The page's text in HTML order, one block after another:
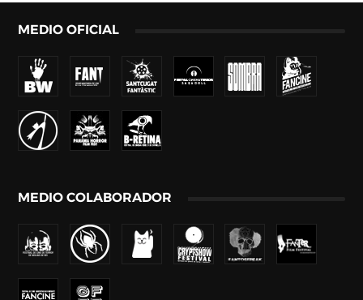
MEDIO OFICIAL
MEDIO COLABORADOR